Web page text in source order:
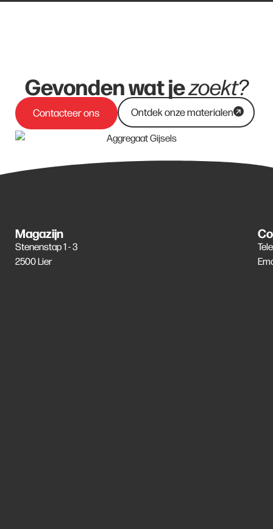
Gevonden wat jezoekt?
Contacteer ons Ontdek onze materialen
Magazijn
Stenenstap 1 - 3
2500 Lier